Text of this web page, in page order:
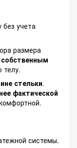
учета
размера
телу.
стельки.
фактической
системы.